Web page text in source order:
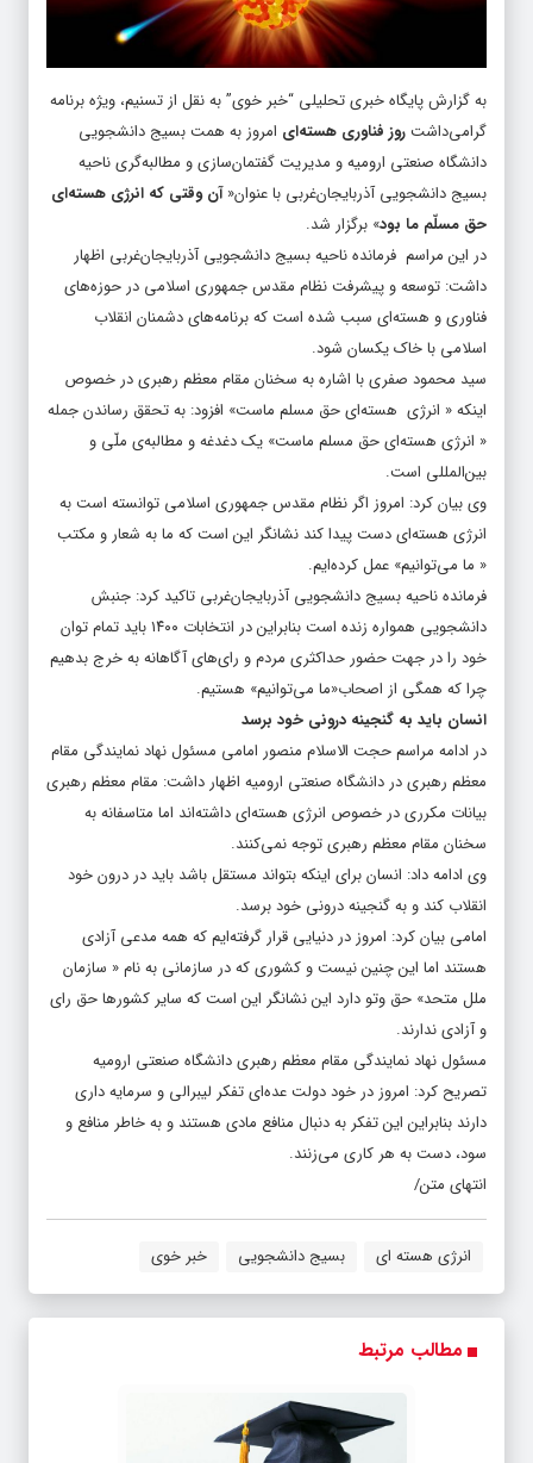
به گزارش پایگاه خبری تحلیلی “خبر خوی” به نقل از تسنیم، ویژه برنامه
گرامی‌داشتروز فناوری هسته‌ای امروز به همت بسیج دانشجویی
دانشگاه صنعتی ارومیه و مدیریت گفتمان‌سازی و مطالبه‌گری ناحیه
بسیج دانشجویی آذربایجان‌غربی با عنوان«آن وقتی که انرژی هسته‌ای
حق مسلّم ما بود» برگزار شد.
در این مراسم فرمانده ناحیه بسیج دانشجویی آذربایجان‌غربی اظهار
داشت: توسعه و پیشرفت نظام مقدس جمهوری اسلامی در حوزه‌های
فناوری و هسته‌ای سبب شده است که برنامه‌های دشمنان انقلاب
اسلامی با خاک یکسان شود.
سید محمود صفری با اشاره به سخنان مقام معظم رهبری در خصوص
اینکه « انرژی هسته‌ای حق مسلم ماست» افزود: به تحقق رساندن جمله
« انرژی هسته‌ای حق مسلم ماست» یک دغدغه و مطالبه‌ی ملّی و
بین‌المللی است.
وی بیان کرد: امروز اگر نظام مقدس جمهوری اسلامی توانسته است به
انرژی هسته‌ای دست پیدا کند نشانگر این است که ما به شعار و مکتب
« ما می‌توانیم» عمل کرده‌ایم.
فرمانده ناحیه بسیج دانشجویی آذربایجان‌غربی تاکید کرد: جنبش
دانشجویی همواره زنده است بنابراین در انتخابات ۱۴۰۰ باید تمام توان
خود را در جهت حضور حداکثری مردم و رای‌های آگاهانه به خرج بدهیم
چرا که همگی از اصحاب«ما می‌توانیم» هستیم.
انسان باید به گنجینه درونی خود برسد
در ادامه مراسم حجت الاسلام منصور امامی مسئول نهاد نمایندگی مقام
معظم رهبری در دانشگاه صنعتی ارومیه اظهار داشت: مقام معظم رهبری
بیانات مکرری در خصوص انرژی هسته‌ای داشته‌اند اما متاسفانه به
سخنان مقام معظم رهبری توجه نمی‌کنند.
وی ادامه داد: انسان برای اینکه بتواند مستقل باشد باید در درون خود
انقلاب کند و به گنجینه درونی خود برسد.
امامی بیان کرد: امروز در دنیایی قرار گرفته‌ایم که همه مدعی آزادی
هستند اما این چنین نیست و کشوری که در سازمانی به نام « سازمان
ملل متحد» حق وتو دارد این نشانگر این است که سایر کشورها حق رای
و آزادی ندارند.
مسئول نهاد نمایندگی مقام معظم رهبری دانشگاه صنعتی ارومیه
تصریح کرد: امروز در خود دولت عده‌ای تفکر لیبرالی و سرمایه داری
دارند بنابراین این تفکر به دنبال منافع مادی هستند و به خاطر منافع و
سود، دست به هر کاری می‌زنند.
انتهای متن/
انرژی هسته ای بسیج دانشجویی خبر خوی
مطالب مرتبط